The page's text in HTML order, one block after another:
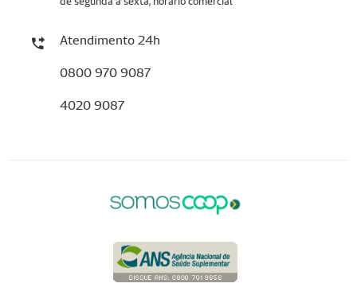
Atendimento 24h
0800 970 9087
4020 9087